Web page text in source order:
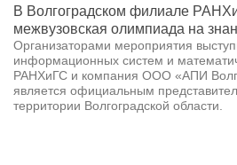
В Волгоградском филиале
межвузовская олимпиада на
Организаторами мероприятия
информационных систем и
РАНХиГС и компания ООО «АПИ
является официальным
территории Волгоградской области.